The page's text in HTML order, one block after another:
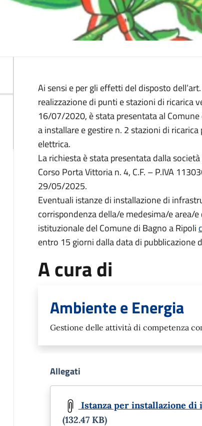
Descrizione
Ai sensi e per gli effetti del disposto
realizzazione di punti e stazioni di ricarica
16/07/2020, è stata presentata al Comune
a installare e gestire n. 2 stazioni di
elettrica.
La richiesta è stata presentata dalla
Corso Porta Vittoria n. 4, C.F. – P.IVA
29/05/2025.
Eventuali istanze di installazione di
corrispondenza della/e medesima/e area/
istituzionale del Comune di Bagno a Ripoli
entro 15 giorni dalla data di pubblicazione
A cura di
Ambiente e Energia
Gestione delle attività di competenza
Allegati
Istanza per installazione
(132.47 KB)